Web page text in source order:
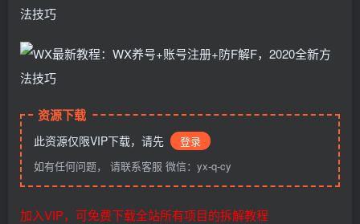
资源下载
此资源仅限VIP下载，请先
登录
如有任何问题， 请联系客服 微信：yx-q-cy
加入VIP，可免费下载全站所有项目的拆解教程